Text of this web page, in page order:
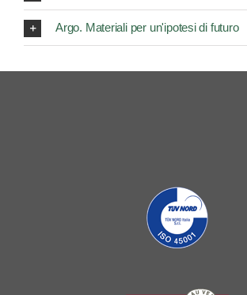
Argo. Materiali per un'ipotesi di futuro